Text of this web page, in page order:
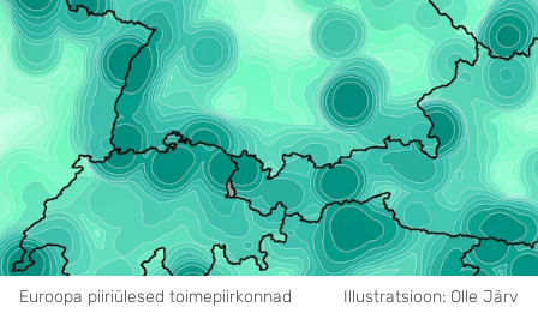
Euroopa piiriülesed toimepiirkonnad Illustratsioon: Olle Järv